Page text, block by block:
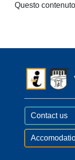
Questo
Contact us